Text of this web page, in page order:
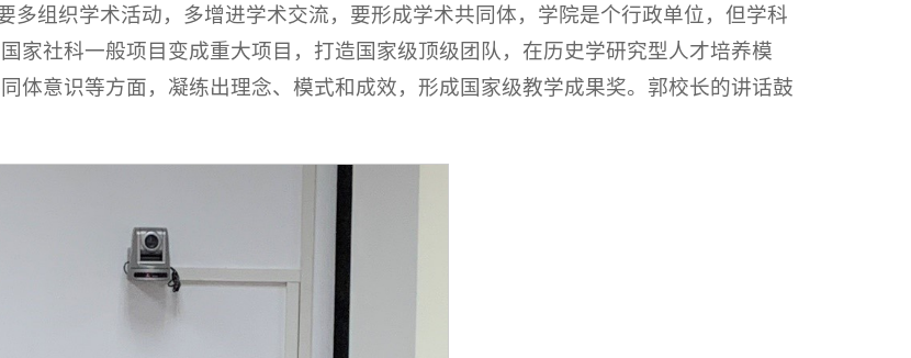
多组织学术活动，多增进学术交流，要形成学术共同体，学院是个行政单位，但学科
家社科一般项目变成重大项目，打造国家级顶级团队，在历史学研究型人才培养模
体意识等方面，凝练出理念、模式和成效，形成国家级教学成果奖。郭校长的讲话鼓